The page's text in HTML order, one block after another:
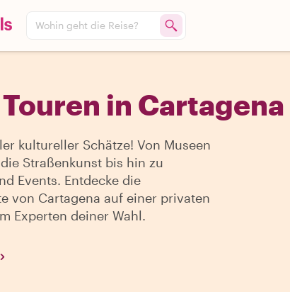
Wohin geht die Reise?
in Cartagena
kultureller Schätze! Von Museen
Straßenkunst bis hin zu
Events. Entdecke die
von Cartagena auf einer privaten
Experten deiner Wahl.